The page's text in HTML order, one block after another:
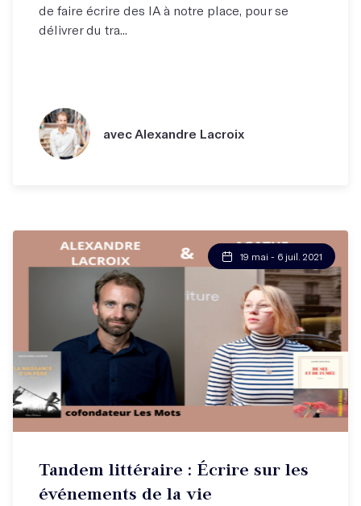
de faire écrire des IA à notre place, pour se
délivrer du tra...
avec Alexandre Lacroix
19 mai - 6 juil. 2021
Tandem littéraire : Écrire sur les
événements de la vie